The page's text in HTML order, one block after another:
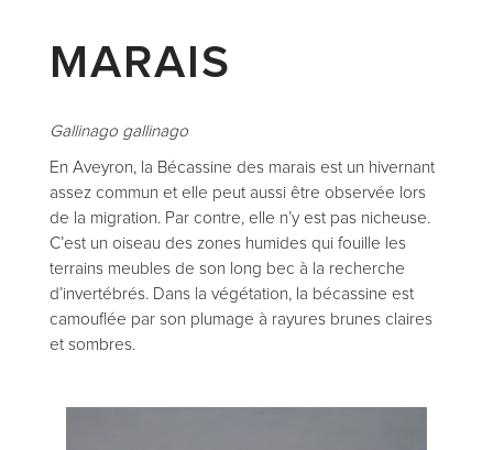
MARAIS
Gallinago gallinago
En Aveyron, la Bécassine des marais est un hivernant
assez commun et elle peut aussi être observée lors
de la migration. Par contre, elle n’y est pas nicheuse.
C’est un oiseau des zones humides qui fouille les
terrains meubles de son long bec à la recherche
d’invertébrés. Dans la végétation, la bécassine est
camouflée par son plumage à rayures brunes claires
et sombres.